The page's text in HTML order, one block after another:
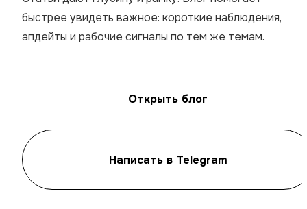
быстрее увидеть важное: короткие наблюдения,
апдейты и рабочие сигналы по тем же темам.
Открыть блог
Написать в Telegram